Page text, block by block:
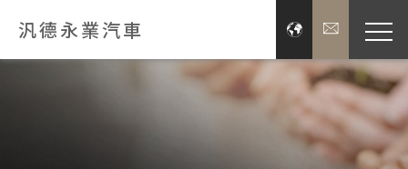
汎德永業汽車
品牌
展示